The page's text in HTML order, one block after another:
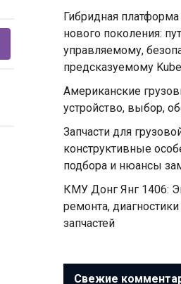
Гибридная
нового поколения:
управляемому,
предсказуемому
Американские
устройство, выбор,
Запчасти для
конструктивные
подбора и нюансы
КМУ Донг Янг 1406:
ремонта,
запчастей
Свежие